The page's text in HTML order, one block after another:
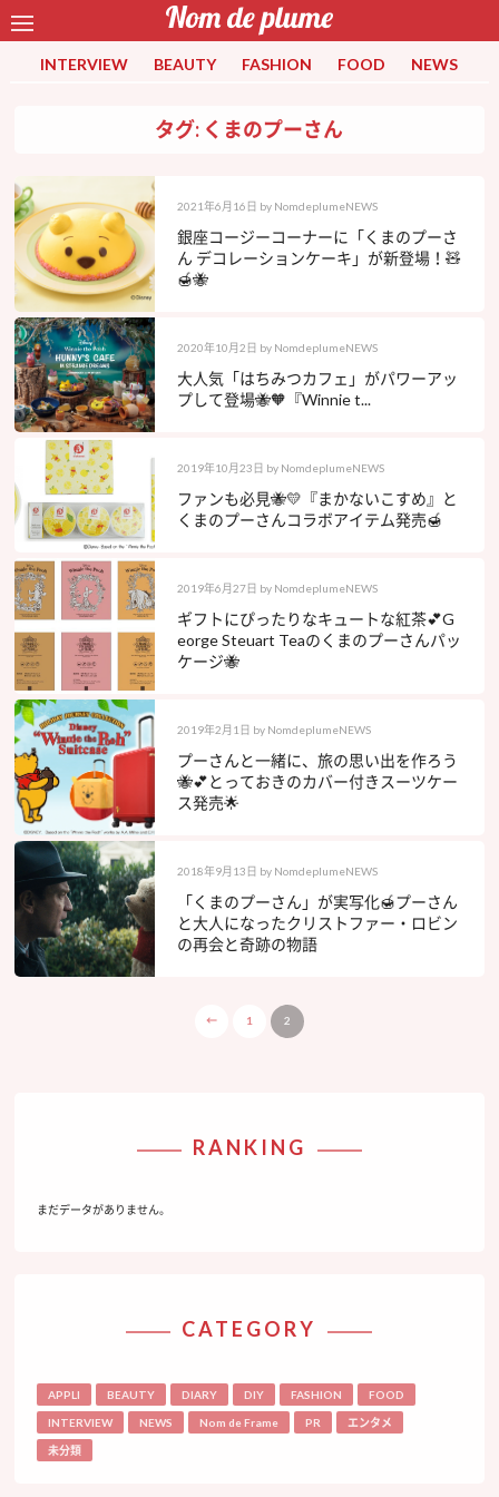
INTERVIEW BEAUTY FASHION FOOD NEWS
タグ: くまのプーさん
2021年6月16日 by NomdeplumeNEWS
銀座コージーコーナーに「くまのプーさ
ん デコレーションケーキ」が新登場！🧸
🍯🐝
2020年10月2日 by NomdeplumeNEWS
大人気「はちみつカフェ」がパワーアッ
プして登場🐝🧡『Winnie t...
2019年10月23日 by NomdeplumeNEWS
ファンも必見🐝💛『まかないこすめ』と
くまのプーさんコラボアイテム発売🍯
2019年6月27日 by NomdeplumeNEWS
ギフトにぴったりなキュートな紅茶💕G
eorge Steuart Teaのくまのプーさんパッ
ケージ🐝
2019年2月1日 by NomdeplumeNEWS
プーさんと一緒に、旅の思い出を作ろう
🐝💕とっておきのカバー付きスーツケー
ス発売🌟
2018年9月13日 by NomdeplumeNEWS
「くまのプーさん」が実写化🍯プーさん
と大人になったクリストファー・ロビン
の再会と奇跡の物語
← 1 2
RANKING
まだデータがありません。
CATEGORY
APPLI BEAUTY DIARY DIY FASHION FOOD
INTERVIEW NEWS Nom de Frame PR エンタメ
未分類